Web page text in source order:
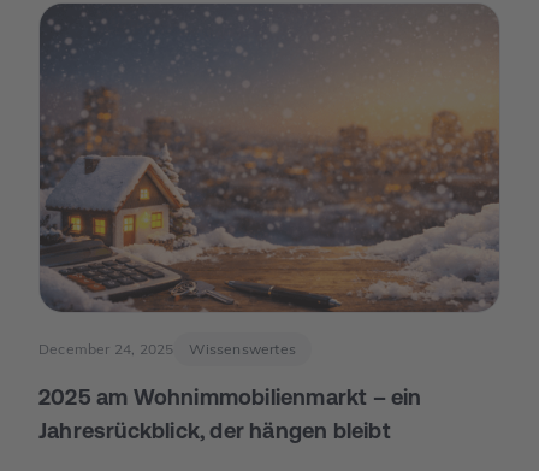
December 24, 2025 Wissenswertes
2025 am Wohnimmobilienmarkt – ein
Jahresrückblick, der hängen bleibt